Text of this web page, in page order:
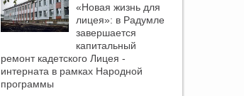
«Новая жизнь для
лицея»: в Радумле
завершается
капитальный
ремонт кадетского Лицея -
интерната в рамках Народной
программы